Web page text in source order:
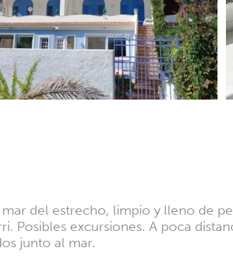
del estrecho, limpio y lleno de
Posibles excursiones. A poca
junto al mar.